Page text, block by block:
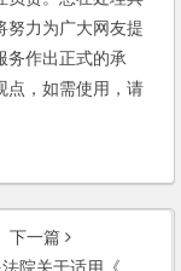
努力为广大网友提
务作出正式的承
点，如需使用，请
下一篇